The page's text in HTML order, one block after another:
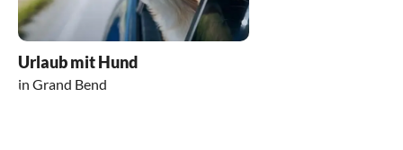
Urlaub mit Hund
in Grand Bend